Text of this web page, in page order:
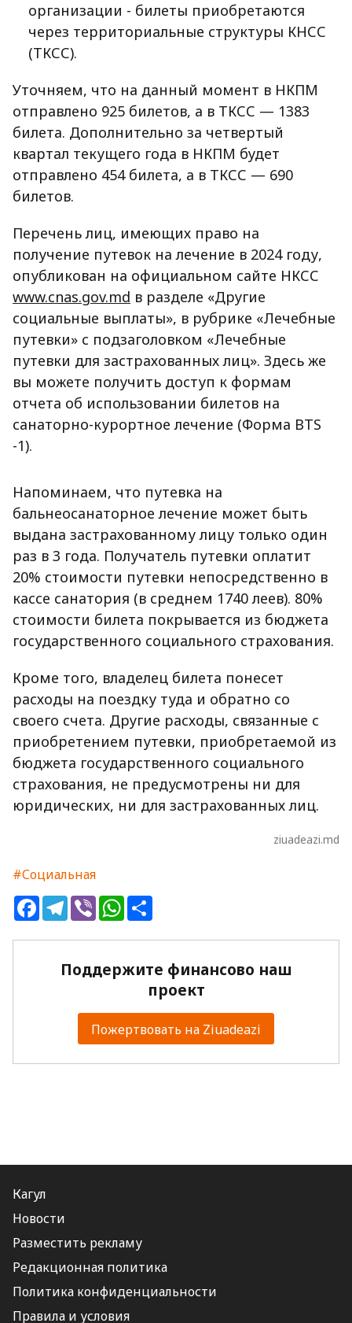
организации - билеты приобретаются
через территориальные структуры КНСС
(ТКСС).
Уточняем, что на данный момент в НКПМ
отправлено 925 билетов, а в ТКСС — 1383
билета. Дополнительно за четвертый
квартал текущего года в НКПМ будет
отправлено 454 билета, а в ТКСС — 690
билетов.
Перечень лиц, имеющих право на
получение путевок на лечение в 2024 году,
опубликован на официальном сайте НКСС
www.cnas.gov.md в разделе «Другие
социальные выплаты», в рубрике «Лечебные
путевки» с подзаголовком «Лечебные
путевки для застрахованных лиц». Здесь же
вы можете получить доступ к формам
отчета об использовании билетов на
санаторно-курортное лечение (Форма BTS
-1).
Напоминаем, что путевка на
бальнеосанаторное лечение может быть
выдана застрахованному лицу только один
раз в 3 года. Получатель путевки оплатит
20% стоимости путевки непосредственно в
кассе санатория (в среднем 1740 леев). 80%
стоимости билета покрывается из бюджета
государственного социального страхования.
Кроме того, владелец билета понесет
расходы на поездку туда и обратно со
своего счета. Другие расходы, связанные с
приобретением путевки, приобретаемой из
бюджета государственного социального
страхования, не предусмотрены ни для
юридических, ни для застрахованных лиц.
ziuadeazi.md
#Социальная
FacebookTelegram
ViberWhatsApp
Поддержите финансово наш
проект
Пожертвовать на Ziuadeazi
Кагул
Новости
Разместить рекламу
Редакционная политика
Политика конфиденциальности
Правила и условия